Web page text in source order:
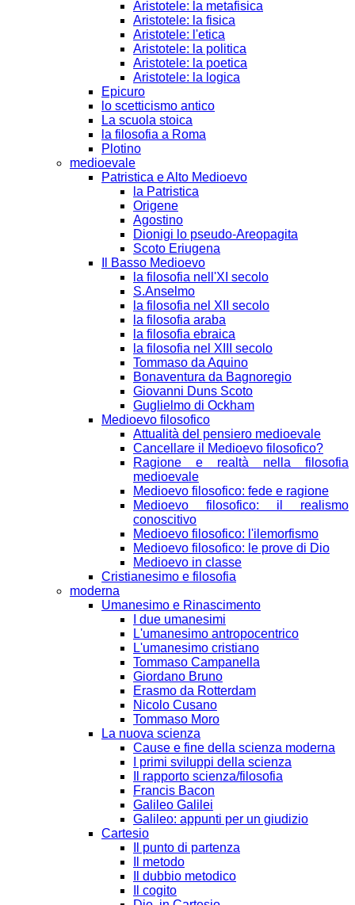
Aristotele: la metafisica
Aristotele: la fisica
Aristotele: l'etica
Aristotele: la politica
Aristotele: la poetica
Aristotele: la logica
Epicuro
lo scetticismo antico
La scuola stoica
la filosofia a Roma
Plotino
medioevale
Patristica e Alto Medioevo
la Patristica
Origene
Agostino
Dionigi lo pseudo-Areopagita
Scoto Eriugena
Il Basso Medioevo
la filosofia nell'XI secolo
S.Anselmo
la filosofia nel XII secolo
la filosofia araba
la filosofia ebraica
la filosofia nel XIII secolo
Tommaso da Aquino
Bonaventura da Bagnoregio
Giovanni Duns Scoto
Guglielmo di Ockham
Medioevo filosofico
Attualità del pensiero medioevale
Cancellare il Medioevo filosofico?
Ragione e realtà nella filosofia
medioevale
Medioevo filosofico: fede e ragione
Medioevo filosofico: il realismo
conoscitivo
Medioevo filosofico: l'ilemorfismo
Medioevo filosofico: le prove di Dio
Medioevo in classe
Cristianesimo e filosofia
moderna
Umanesimo e Rinascimento
I due umanesimi
L'umanesimo antropocentrico
L'umanesimo cristiano
Tommaso Campanella
Giordano Bruno
Erasmo da Rotterdam
Nicolo Cusano
Tommaso Moro
La nuova scienza
Cause e fine della scienza moderna
I primi sviluppi della scienza
Il rapporto scienza/filosofia
Francis Bacon
Galileo Galilei
Galileo: appunti per un giudizio
Cartesio
Il punto di partenza
Il metodo
Il dubbio metodico
Il cogito